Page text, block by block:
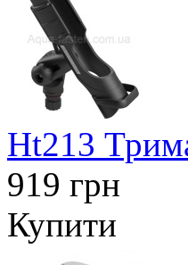
Ht213
919 грн
Купити